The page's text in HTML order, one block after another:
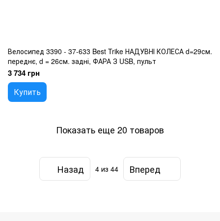
Велосипед 3390 - 37-633 Best Trike НАДУВНІ КОЛЕСА d=29см.
переднє, d = 26см. задні, ФАРА З USB, пульт
3 734 грн
Купить
Показать еще 20 товаров
Назад 4 из 44 Вперед